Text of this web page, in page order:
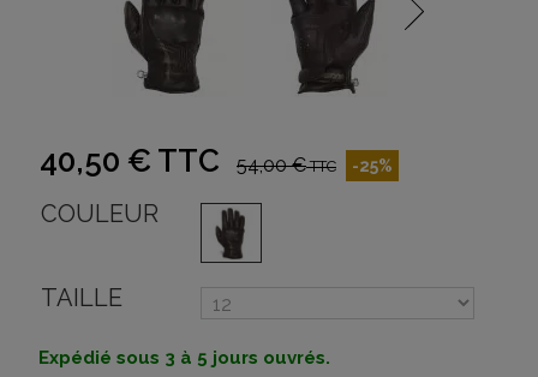
40,50 € TTC 54,00 €TTC -25%
COULEUR
TAILLE
Expédié sous 3 à 5 jours ouvrés.